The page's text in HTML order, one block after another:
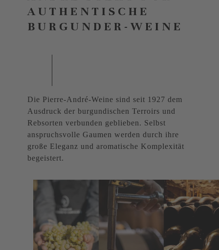
AUTHENTISCHE
BURGUNDER-WEINE
Die Pierre-André-Weine sind seit 1927 dem
Ausdruck der burgundischen Terroirs und
Rebsorten verbunden geblieben. Selbst
anspruchsvolle Gaumen werden durch ihre
große Eleganz und aromatische Komplexität
begeistert.